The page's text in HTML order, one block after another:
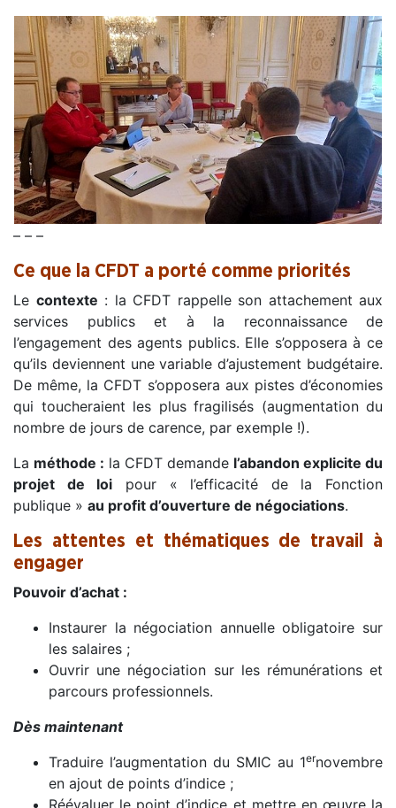
– – –
Ce que la CFDT a porté comme priorités
Le contexte : la CFDT rappelle son attachement aux
services publics et à la reconnaissance de
l’engagement des agents publics. Elle s’opposera à ce
qu’ils deviennent une variable d’ajustement budgétaire.
De même, la CFDT s’opposera aux pistes d’économies
qui toucheraient les plus fragilisés (augmentation du
nombre de jours de carence, par exemple !).
La méthode : la CFDT demande l’abandon explicite du
projet de loi pour « l’efficacité de la Fonction
publique » au profit d’ouverture de négociations.
Les attentes et thématiques de travail à
engager
Pouvoir d’achat :
Instaurer la négociation annuelle obligatoire sur
les salaires ;
Ouvrir une négociation sur les rémunérations et
parcours professionnels.
Dès maintenant
Traduire l’augmentation du SMIC au 1ernovembre
en ajout de points d’indice ;
Réévaluer le point d’indice et mettre en œuvre la